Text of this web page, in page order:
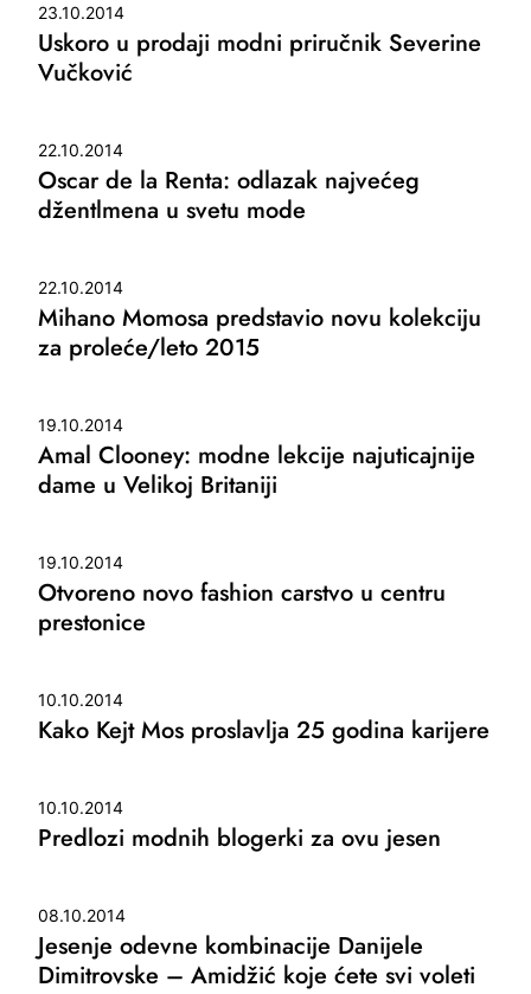
23.10.2014
Uskoro u prodaji modni priručnik Severine
Vučković
22.10.2014
Oscar de la Renta: odlazak najvećeg
džentlmena u svetu mode
22.10.2014
Mihano Momosa predstavio novu kolekciju
za proleće/leto 2015
19.10.2014
Amal Clooney: modne lekcije najuticajnije
dame u Velikoj Britaniji
19.10.2014
Otvoreno novo fashion carstvo u centru
prestonice
10.10.2014
Kako Kejt Mos proslavlja 25 godina karijere
10.10.2014
Predlozi modnih blogerki za ovu jesen
08.10.2014
Jesenje odevne kombinacije Danijele
Dimitrovske – Amidžić koje ćete svi voleti